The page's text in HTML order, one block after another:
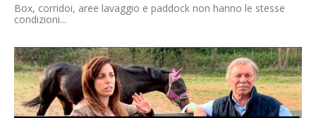
Box, corridoi, aree lavaggio e paddock non hanno le stesse
condizioni...